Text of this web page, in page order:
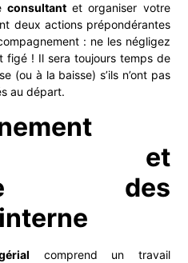
consultant et organiser votre
deux actions prépondérantes
: ne les négligez
figé ! Il sera toujours temps de
(ou à la baisse) s’ils n’ont pas
au départ.
et
des
comprend un travail